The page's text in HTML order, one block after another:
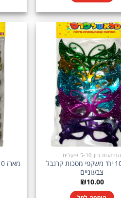
הפתעות בין 5-10 שקלים
מארז 10 יח' משקפי מסכות קרנבל
צבעוניים
₪10.00